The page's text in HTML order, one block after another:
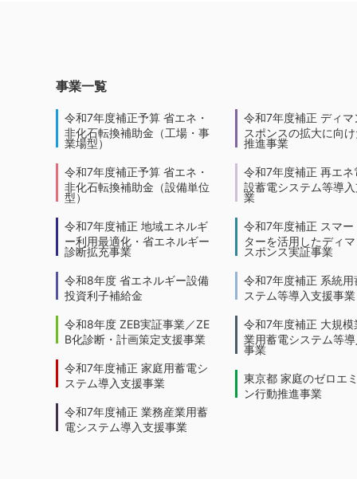
事業一覧
令和7年度補正予算 省エネ・
非化石転換補助金（工場・事
業場型）
令和7年度補正予算 省エネ・
非化石転換補助金（設備単位
型）
令和7年度補正 地域エネルギ
ー利用最適化・省エネルギー
診断拡充事業
令和8年度 省エネルギー設備
投資利子補給金
令和8年度 ZEB実証事業／ZE
B化診断・計画策定支援事業
令和7年度補正 家庭用蓄電シ
ステム導入支援事業
令和7年度補正 業務産業用蓄
電システム導入支援事業
令和7年度補正 ディマ
スポンスの拡大に向
推進事業
令和7年度補正 再エネ
設蓄電システム等導
業
令和7年度補正 スマー
ターを活用したディ
スポンス実証事業
令和7年度補正 系統用
ステム等導入支援事業
令和7年度補正 大規模
業用蓄電システム等
事業
東京都 家庭のゼロエ
ン行動推進事業